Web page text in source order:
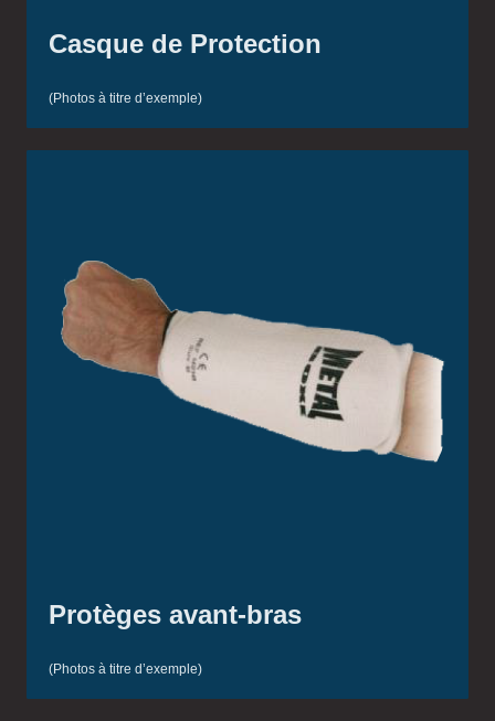
Casque de Protection
(Photos à titre d’exemple)
Protèges avant-bras
(Photos à titre d’exemple)